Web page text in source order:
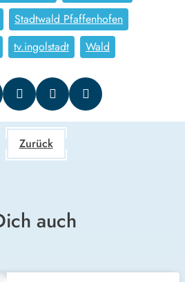
Stadtwald Pfaffenhofen
tv.ingolstadt Wald
Zurück
auch